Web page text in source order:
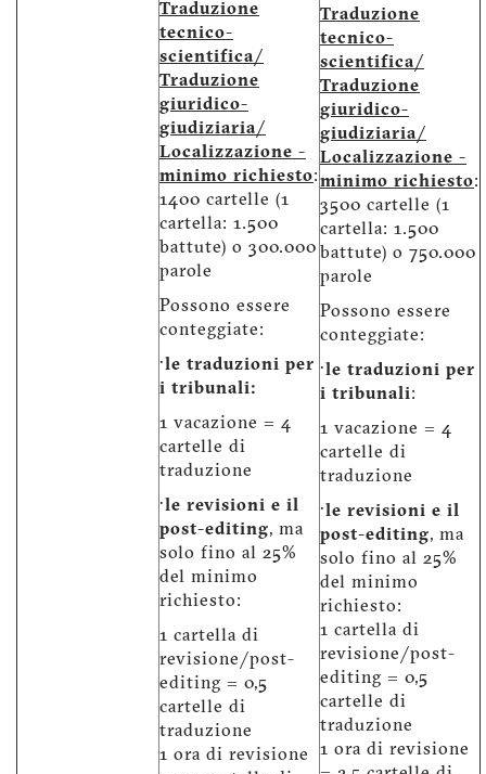
Traduzione
tecnico-
scientifica/
Traduzione
giuridico-
giudiziaria/
Localizzazione -
minimo richiesto:
1400 cartelle (1
cartella: 1.500
battute) o 300.000
parole
Possono essere
conteggiate:
·le traduzioni per
i tribunali:
1 vacazione = 4
cartelle di
traduzione
·le revisioni e il
post-editing, ma
solo fino al 25%
del minimo
richiesto:
1 cartella di
revisione/post-
editing = 0,5
cartelle di
traduzione
1 ora di revisione
Traduzione
tecnico-
scientifica/
Traduzione
giuridico-
giudiziaria/
Localizzazione -
minimo richiesto:
3500 cartelle (1
cartella: 1.500
battute) o 750.000
parole
Possono essere
conteggiate:
·le traduzioni per
i tribunali:
1 vacazione = 4
cartelle di
traduzione
·le revisioni e il
post-editing, ma
solo fino al 25%
del minimo
richiesto:
1 cartella di
revisione/post-
editing = 0,5
cartelle di
traduzione
1 ora di revisione